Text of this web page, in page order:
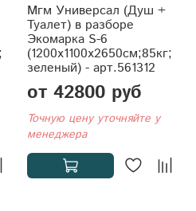
Мгм Универсал (Душ +
Туалет) в разборе
Экомарка S-6
(1200x1100x2650см;85кг;
зеленый) - арт.561312
от 42800 руб
Точную цену уточняйте у
менеджера